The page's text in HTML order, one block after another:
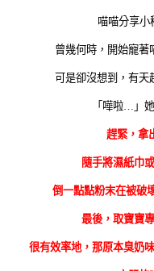
喵喵分享小
曾幾何時，開始寵著
可是卻沒想到，有
「嘩啦…」
趕緊，拿
隨手將濕紙巾
倒一點點粉末在被破
最後，取寶寶
很有效率地，那原本臭奶